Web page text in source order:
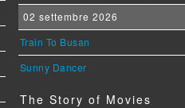
02 settembre 2026
Train To Busan
Sunny Dancer
The Story of Movies